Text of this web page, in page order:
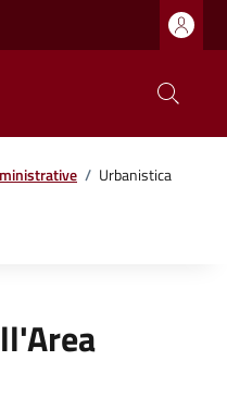
/ Urbanistica